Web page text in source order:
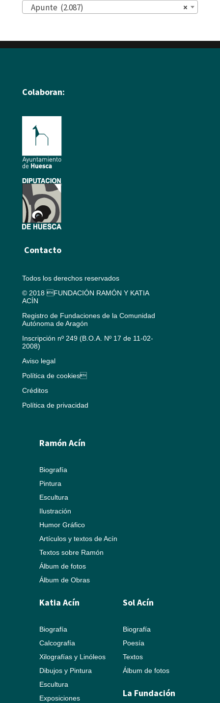
×
Apunte (2.087)
Colaboran:
Contacto
Todos los derechos reservados
© 2018 FUNDACIÓN RAMÓN Y KATIA
ACÍN
Registro de Fundaciones de la Comunidad
Autónoma de Aragón
Inscripción nº 249 (B.O.A. Nº 17 de 11-02-
2008)
Aviso legal
Política de cookies
Créditos
Política de privacidad
Ramón Acín
Biografía
Pintura
Escultura
Ilustración
Humor Gráfico
Artículos y textos de Acín
Textos sobre Ramón
Álbum de fotos
Álbum de Obras
Katia Acín
Biografía
Calcografía
Xilografías y Linóleos
Dibujos y Pintura
Escultura
Exposiciones
Sol Acín
Biografía
Poesía
Textos
Álbum de fotos
La Fundación